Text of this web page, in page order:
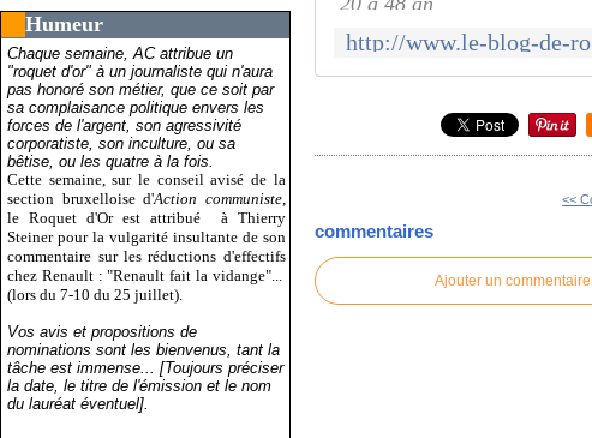
Humeur
Chaque semaine, AC attribue un
"roquet d'or" à un journaliste qui n'aura
pas honoré son métier, que ce soit par
sa complaisance politique envers les
forces de l'argent, son agressivité
corporatiste, son inculture, ou sa
bêtise, ou les quatre à la fois.
Cette semaine, sur le conseil avisé de la
section bruxelloise d'Action communiste,
le Roquet d'Or est attribué
à Thierry
Steiner pour la vulgarité insultante de son
commentaire sur les réductions d'effectifs
chez Renault : "Renault fait la vidange"...
(lors du 7-10 du 25 juillet).
Vos avis et propositions de
nominations sont les bienvenus, tant la
tâche est immense... [Toujours préciser
la date, le titre de l'émission et le nom
du lauréat éventuel].
<<
commentaires
Ajouter un commentaire